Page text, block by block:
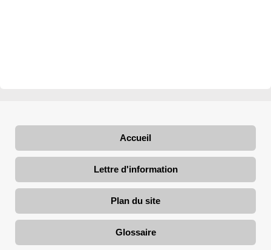
Accueil
Lettre d'information
Plan du site
Glossaire